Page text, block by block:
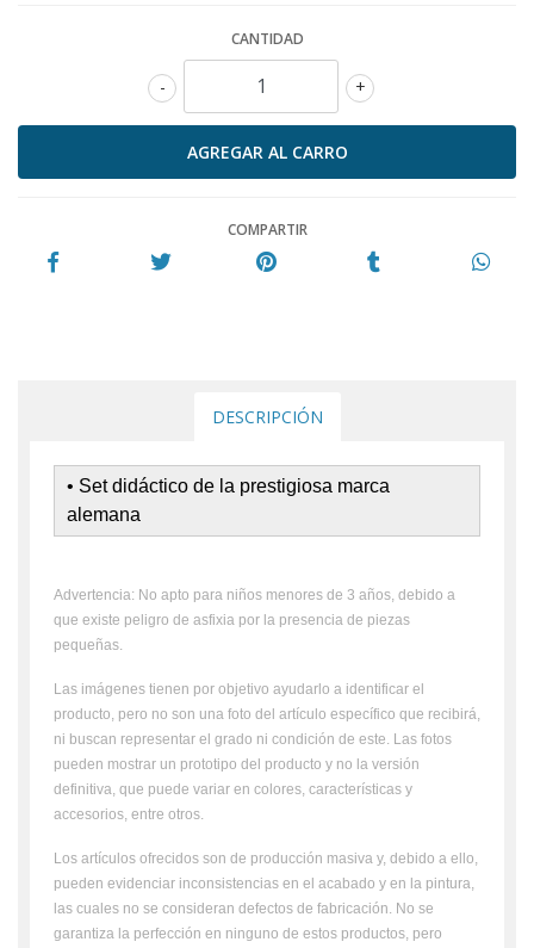
CANTIDAD
+
-
COMPARTIR
DESCRIPCIÓN
• Set didáctico de la prestigiosa marca
alemana
Advertencia: No apto para niños menores de 3 años, debido a
que existe peligro de asfixia por la presencia de piezas
pequeñas.
Las imágenes tienen por objetivo ayudarlo a identificar el
producto, pero no son una foto del artículo específico que recibirá,
ni buscan representar el grado ni condición de este. Las fotos
pueden mostrar un prototipo del producto y no la versión
definitiva, que puede variar en colores, características y
accesorios, entre otros.
Los artículos ofrecidos son de producción masiva y, debido a ello,
pueden evidenciar inconsistencias en el acabado y en la pintura,
las cuales no se consideran defectos de fabricación. No se
garantiza la perfección en ninguno de estos productos, pero